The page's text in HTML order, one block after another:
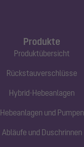
Produkte
Produktübersicht
Rückstauverschlüsse
Hybrid-Hebeanlagen
Hebeanlagen und Pumpen
Abläufe und Duschrinnen